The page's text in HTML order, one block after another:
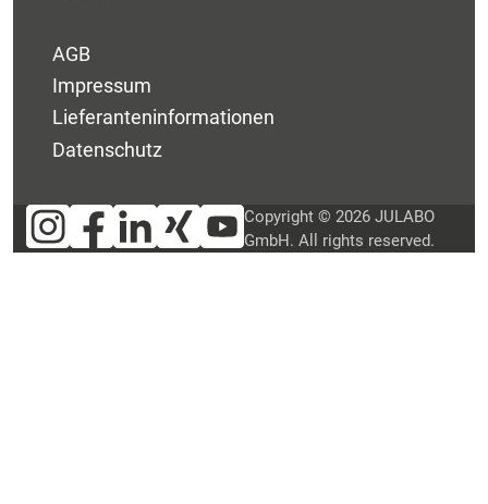
AGB
Impressum
Lieferanteninformationen
Datenschutz
Copyright © 2026 JULABO
GmbH. All rights reserved.